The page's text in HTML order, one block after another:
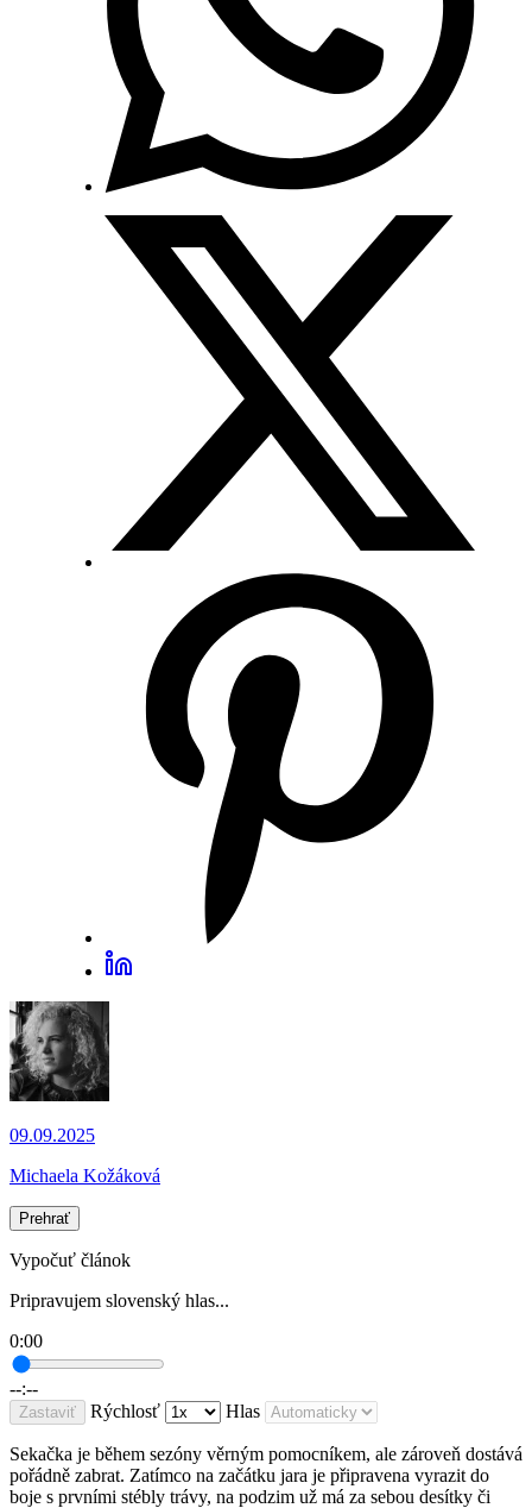
09.09.2025
Michaela Kožáková
Prehrať
Vypočuť článok
Pripravujem slovenský hlas...
0:00
--:--
Zastaviť Rýchlosť Hlas
Sekačka je během sezóny věrným pomocníkem, ale zároveň dostává
pořádně zabrat. Zatímco na začátku jara je připravena vyrazit do
boje s prvními stébly trávy, na podzim už má za sebou desítky či